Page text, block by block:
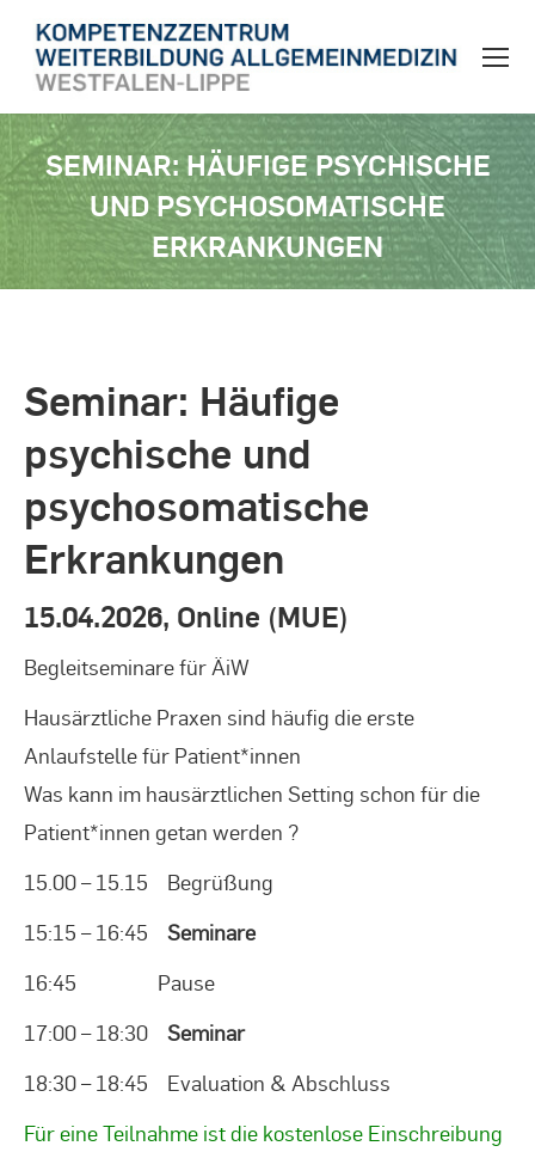
SEMINAR: HÄUFIGE PSYCHISCHE
UND PSYCHOSOMATISCHE
ERKRANKUNGEN
Sie befinden sich hier:
Seminar: Häufige
psychische und
psychosomatische
Erkrankungen
15.04.2026, Online (MUE)
Begleitseminare für ÄiW
Hausärztliche Praxen sind häufig die erste
Anlaufstelle für Patient*innen
Was kann im hausärztlichen Setting schon für die
Patient*innen getan werden ?
15.00 – 15.15 Begrüßung
15:15 – 16:45 Seminare
16:45 Pause
17:00 – 18:30 Seminar
18:30 – 18:45 Evaluation & Abschluss
Für eine Teilnahme ist die kostenlose Einschreibung